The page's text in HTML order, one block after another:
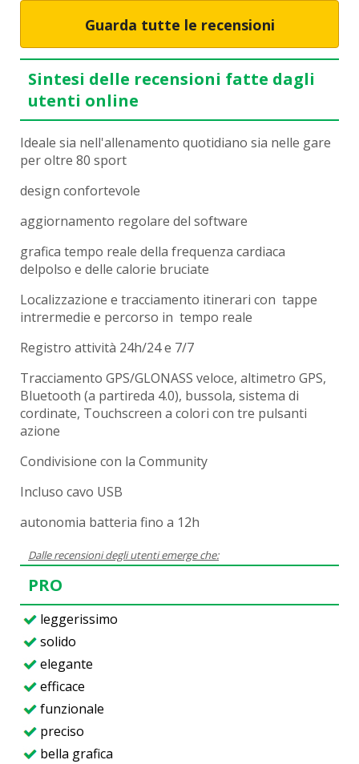
Guarda tutte le recensioni
Sintesi delle recensioni fatte dagli
utenti online
Ideale sia nell'allenamento quotidiano sia nelle gare
per oltre 80 sport
design confortevole
aggiornamento regolare del software
grafica tempo reale della frequenza cardiaca
delpolso e delle calorie bruciate
Localizzazione e tracciamento itinerari con tappe
intrermedie e percorso in tempo reale
Registro attività 24h/24 e 7/7
Tracciamento GPS/GLONASS veloce, altimetro GPS,
Bluetooth (a partireda 4.0), bussola, sistema di
cordinate, Touchscreen a colori con tre pulsanti
azione
Condivisione con la Community
Incluso cavo USB
autonomia batteria fino a 12h
Dalle recensioni degli utenti emerge che:
PRO
leggerissimo
solido
elegante
efficace
funzionale
preciso
bella grafica